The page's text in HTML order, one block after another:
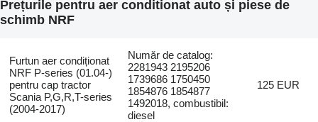
Prețurile pentru aer conditionat auto și piese de
schimb NRF
Furtun aer condiționat
NRF P-series (01.04-)
pentru cap tractor
Scania P,G,R,T-series
(2004-2017)
Număr de catalog:
2281943 2195206
1739686 1750450
1854876 1854877
1492018, combustibil:
diesel
125 EUR